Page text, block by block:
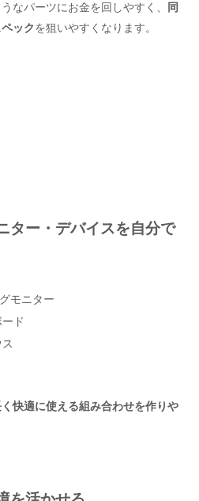
なパーツにお金を回しやすく、
同
ックを狙いやすくなります。
ター・デバイスを自分で
モニター
ド
快適に使える組み合わせを作りや